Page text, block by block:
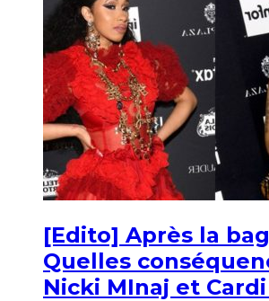
[Edito] Après la
Quelles
Nicki MInaj et Cardi